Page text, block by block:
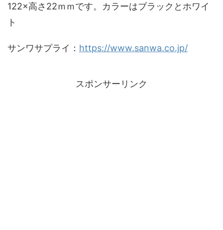
122×高さ22ｍｍです。カラーはブラックとホワイ
ト
サンワサプライ： https://www.sanwa.co.jp/
スポンサーリンク